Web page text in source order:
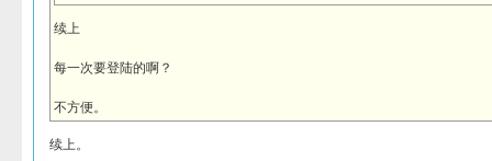
续上
每一次要登陆的啊？
不方便。
续上。